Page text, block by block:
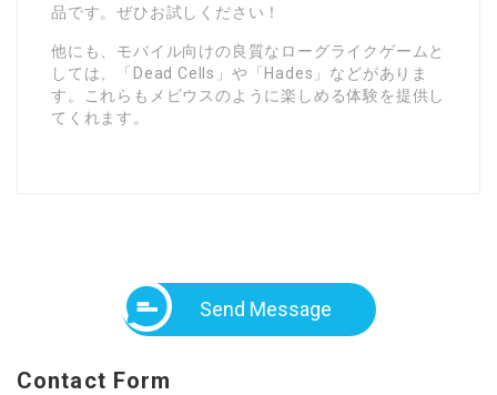
品です。ぜひお試しください！
他にも、モバイル向けの良質なローグライクゲームと
しては、「Dead Cells」や「Hades」などがありま
す。これらもメビウスのように楽しめる体験を提供し
てくれます。
Send Message
Contact Form